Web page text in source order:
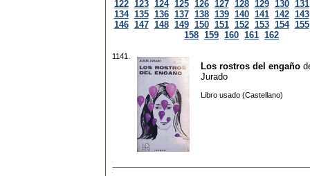
122 123 124 125 126 127 128 129 130 131
134 135 136 137 138 139 140 141 142 143
146 147 148 149 150 151 152 153 154 155
158 159 160 161 162
1141.
Los rostros del engaño
Jurado
Libro usado (Castellano)